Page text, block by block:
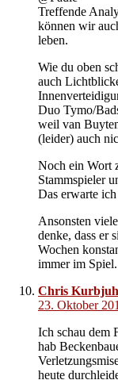
Treffende
können wir
leben.
Wie du oben
auch
Duo Tymo/
weil van
(leider) auch
Noch ein Wort
Stammspieler
Das erwarte
Ansonsten
denke, dass er
Wochen
immer im Spiel.
Chris
23. Oktober
Ich schau dem
hab
heute